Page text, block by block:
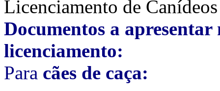
Licenciamento de Canídeos
Documentos a
licenciamento:
Para cães de caça: